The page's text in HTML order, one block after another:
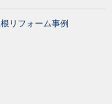
リフォーム事例